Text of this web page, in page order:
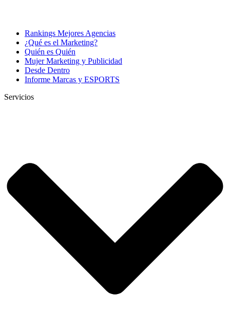
Rankings Mejores Agencias
¿Qué es el Marketing?
Quién es Quién
Mujer Marketing y Publicidad
Desde Dentro
Informe Marcas y ESPORTS
Servicios